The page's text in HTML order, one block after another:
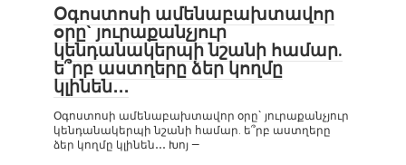
Օգոստոսի ամենաբախտավոր
օրը` յուրաքանչյուր
կենդանակերպի նշանի համար.
ե՞րբ աստղերը ձեր կողմը
կլինեն․․․
Օգոստոսի ամենաբախտավոր օրը` յուրաքանչյուր
կենդանակերպի նշանի համար. ե՞րբ աստղերը
ձեր կողմը կլինեն․․․ Խոյ —